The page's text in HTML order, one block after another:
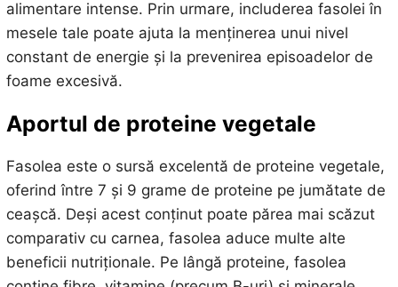
alimentare intense. Prin urmare, includerea fasolei în
mesele tale poate ajuta la menținerea unui nivel
constant de energie și la prevenirea episoadelor de
foame excesivă.
Aportul de proteine vegetale
Fasolea este o sursă excelentă de proteine vegetale,
oferind între 7 și 9 grame de proteine pe jumătate de
ceașcă. Deși acest conținut poate părea mai scăzut
comparativ cu carnea, fasolea aduce multe alte
beneficii nutriționale. Pe lângă proteine, fasolea